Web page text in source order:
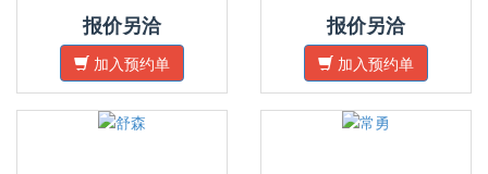
报价另洽
加入预约单
报价另洽
加入预约单